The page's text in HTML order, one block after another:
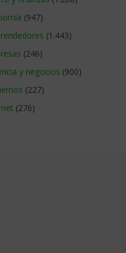
(947)
(1.443)
(246)
y negocios (900)
(227)
(276)